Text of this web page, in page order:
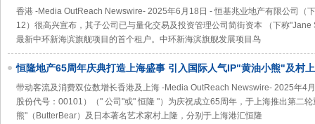
面积预租超70%
香港 -Media OutReach Newswire- 2025年6月18日 - 恒基兆业地产有限公司（
12）很高兴宣布，其子公司已与量化交易及投资管理公司简街资本 （下称
最新中环新海滨旗舰项目的首个租户。中环新海滨旗舰发展项目鸟
恒隆地产65周年庆典打造上海盛事 引入国际人气IP"黄油小熊"及村
首展
带动客流及消费双位数增长香港及上海 -Media OutReach Newswire- 2025年4
股份代号：00101）（" 公司"或" 恒隆 "）为庆祝成立65周年，于上海推出第二
熊"（ButterBear）及日本著名艺术家村上隆，分别于上海港汇恒隆